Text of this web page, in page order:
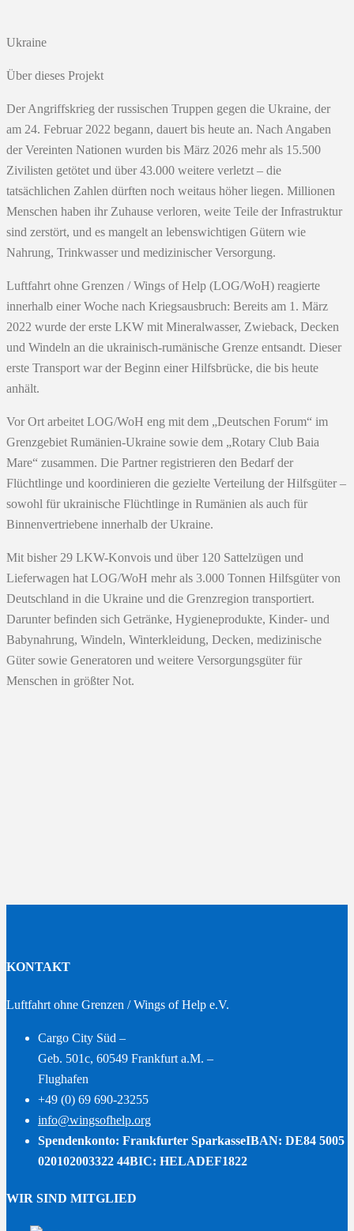
Ukraine
Über dieses Projekt
Der Angriffskrieg der russischen Truppen gegen die Ukraine, der
am 24. Februar 2022 begann, dauert bis heute an. Nach Angaben
der Vereinten Nationen wurden bis März 2026 mehr als 15.500
Zivilisten getötet und über 43.000 weitere verletzt – die
tatsächlichen Zahlen dürften noch weitaus höher liegen. Millionen
Menschen haben ihr Zuhause verloren, weite Teile der Infrastruktur
sind zerstört, und es mangelt an lebenswichtigen Gütern wie
Nahrung, Trinkwasser und medizinischer Versorgung.
Luftfahrt ohne Grenzen / Wings of Help (LOG/WoH) reagierte
innerhalb einer Woche nach Kriegsausbruch: Bereits am 1. März
2022 wurde der erste LKW mit Mineralwasser, Zwieback, Decken
und Windeln an die ukrainisch-rumänische Grenze entsandt. Dieser
erste Transport war der Beginn einer Hilfsbrücke, die bis heute
anhält.
Vor Ort arbeitet LOG/WoH eng mit dem „Deutschen Forum“ im
Grenzgebiet Rumänien-Ukraine sowie dem „Rotary Club Baia
Mare“ zusammen. Die Partner registrieren den Bedarf der
Flüchtlinge und koordinieren die gezielte Verteilung der Hilfsgüter –
sowohl für ukrainische Flüchtlinge in Rumänien als auch für
Binnenvertriebene innerhalb der Ukraine.
Mit bisher 29 LKW-Konvois und über 120 Sattelzügen und
Lieferwagen hat LOG/WoH mehr als 3.000 Tonnen Hilfsgüter von
Deutschland in die Ukraine und die Grenzregion transportiert.
Darunter befinden sich Getränke, Hygieneprodukte, Kinder- und
Babynahrung, Windeln, Winterkleidung, Decken, medizinische
Güter sowie Generatoren und weitere Versorgungsgüter für
Menschen in größter Not.
KONTAKT
Luftfahrt ohne Grenzen / Wings of Help e.V.
Cargo City Süd –
Geb. 501c, 60549 Frankfurt a.M. –
Flughafen
+49 (0) 69 690-23255
info@wingsofhelp.org
Spendenkonto: Frankfurter SparkasseIBAN: DE84 5005
020102003322 44BIC: HELADEF1822
WIR SIND MITGLIED